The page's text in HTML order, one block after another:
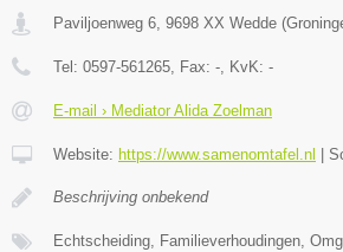
Paviljoenweg 6, 9698 XX Wedde (
Tel: 0597-561265, Fax: -, KvK: -
E-mail › Mediator Alida Zoelman
Website: https://www.samenomtafel.nl
Beschrijving onbekend
Echtscheiding, Familieverhoudingen,